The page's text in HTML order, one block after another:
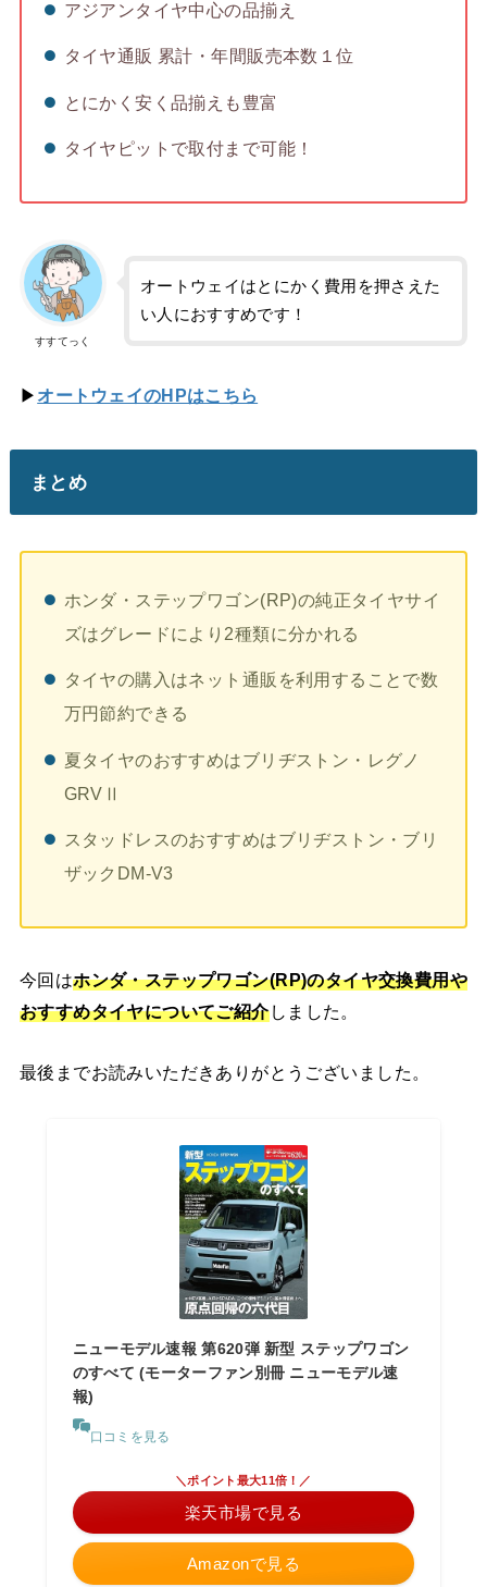
アジアンタイヤ中心の品揃え
タイヤ通販 累計・年間販売本数１位
とにかく安く品揃えも豊富
タイヤピットで取付まで可能！
すすてっく
オートウェイはとにかく費用を押さえた
い人におすすめです！
▶ オートウェイのHPはこちら
まとめ
ホンダ・ステップワゴン(RP)の純正タイヤサイ
ズはグレードにより2種類に分かれる
タイヤの購入はネット通販を利用することで数
万円節約できる
夏タイヤのおすすめはブリヂストン・レグノ
GRVⅡ
スタッドレスのおすすめはブリヂストン・ブリ
ザックDM-V3
今回はホンダ・ステップワゴン(RP)のタイヤ交換費用や
おすすめタイヤについてご紹介しました。
最後までお読みいただきありがとうございました。
ニューモデル速報 第620弾 新型 ステップワゴン
のすべて (モーターファン別冊 ニューモデル速
報)
口コミを見る
Amazonで見る
＼ポイント最大11倍！／
楽天市場で見る